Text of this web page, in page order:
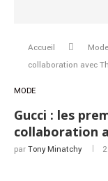
Accueil Mode
collaboration avec
MODE
Gucci : les
collaboration
par Tony Minatchy